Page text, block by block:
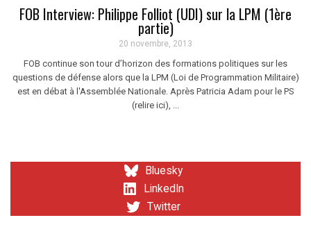
FOB Interview: Philippe Folliot (UDI) sur la LPM (1ère
partie)
20 novembre, 2013
FOB continue son tour d’horizon des formations politiques sur les
questions de défense alors que la LPM (Loi de Programmation Militaire)
est en débat à l'Assemblée Nationale. Après Patricia Adam pour le PS
(relire ici), ...
Bluesky
LinkedIn
Twitter